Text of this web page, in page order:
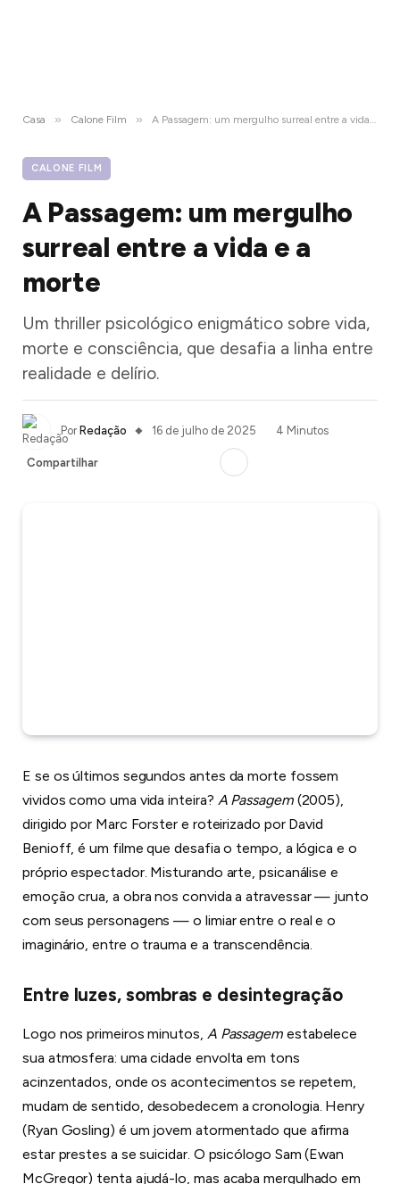
Casa » Calone Film » A Passagem: um mergulho surreal entre a vida e a morte
CALONE FILM
A Passagem: um mergulho
surreal entre a vida e a
morte
Um thriller psicológico enigmático sobre vida,
morte e consciência, que desafia a linha entre
realidade e delírio.
Por Redação 16 de julho de 2025 4 Minutos
Compartilhar
E se os últimos segundos antes da morte fossem
vividos como uma vida inteira? A Passagem(2005),
dirigido por Marc Forster e roteirizado por David
Benioff, é um filme que desafia o tempo, a lógica e o
próprio espectador. Misturando arte, psicanálise e
emoção crua, a obra nos convida a atravessar — junto
com seus personagens — o limiar entre o real e o
imaginário, entre o trauma e a transcendência.
Entre luzes, sombras e desintegração
Logo nos primeiros minutos, A Passagemestabelece
sua atmosfera: uma cidade envolta em tons
acinzentados, onde os acontecimentos se repetem,
mudam de sentido, desobedecem a cronologia. Henry
(Ryan Gosling) é um jovem atormentado que afirma
estar prestes a se suicidar. O psicólogo Sam (Ewan
McGregor) tenta ajudá-lo, mas acaba mergulhado em